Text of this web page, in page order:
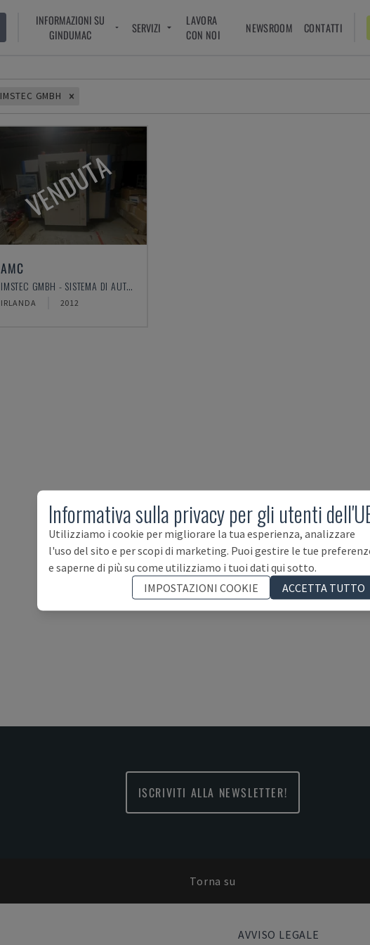
INFORMAZIONI SU
GINDUMAC
SERVIZI
LAVORA
CON NOI
NEWSROOM CONTATTI
IMSTEC GMBH
VENDUTA
AMC
IMSTEC GMBH - SISTEMA DI AUTOMAZIONE
IRLANDA 2012
ISCRIVITI ALLA NEWSLETTER!
Torna su
AVVISO LEGALE
Informativa sulla privacy per gli utenti
Utilizziamo i cookie per migliorare la tua esperienza, analizzare
l'uso del sito e per scopi di marketing. Puoi gestire le tue
e saperne di più su come utilizziamo i tuoi dati qui sotto.
IMPOSTAZIONI COOKIE
ACCETTA TUTTO